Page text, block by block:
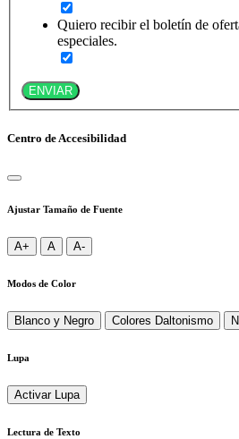
Quiero recibir el boletín de
especiales.
ENVIAR
Centro de Accesibilidad
Ajustar Tamaño de Fuente
A+ A A-
Modos de Color
Blanco y Negro Colores Daltonismo
Lupa
Activar Lupa
Lectura de Texto